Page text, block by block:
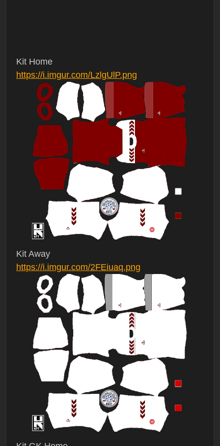
Kit Home
https://i.imgur.com/LzlgUlP.png
Kit Away
https://i.imgur.com/2FEiuaq.png